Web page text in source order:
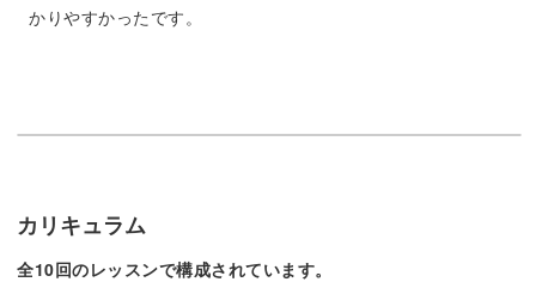
見ただけでひんやりするようなこの質感を、どう表現する
な材料を使います。
かりやすかったです。
カリキュラム
全10回のレッスンで構成されています。